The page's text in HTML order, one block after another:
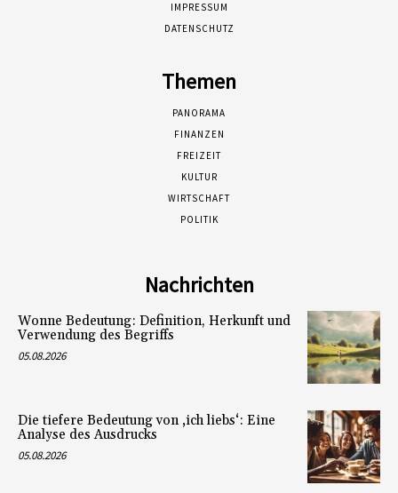
IMPRESSUM
DATENSCHUTZ
Themen
PANORAMA
FINANZEN
FREIZEIT
KULTUR
WIRTSCHAFT
POLITIK
Nachrichten
Wonne Bedeutung: Definition, Herkunft und
Verwendung des Begriffs
05.08.2026
Die tiefere Bedeutung von ‚ich liebs‘: Eine
Analyse des Ausdrucks
05.08.2026